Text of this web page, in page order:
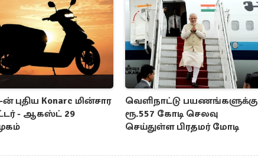
ன் புதிய Konarc மின்சார
- ஆகஸ்ட் 29
வெளிநாட்டு பயணங்களுக்கு
ரூ.557 கோடி செலவு
செய்துள்ள பிரதமர் மோடி